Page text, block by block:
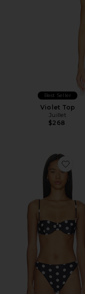
Best Seller
Violet Top
Juillet
$268